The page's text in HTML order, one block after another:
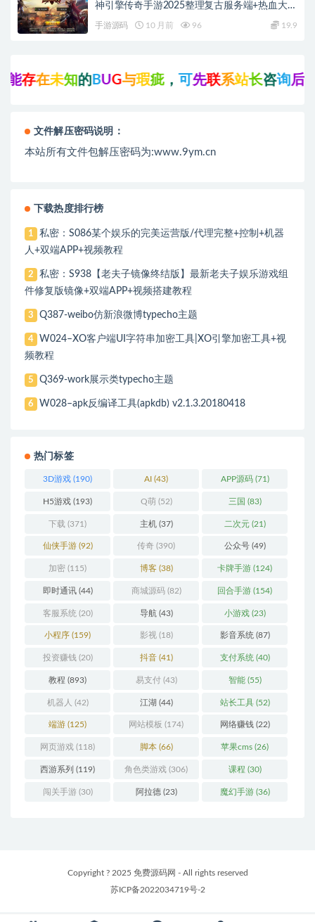
神引擎传奇手游2025整理复古服务端+热血大陆
手游源码 10 月前 96 19.9
知的BUG与瑕疵，可先联系站长咨询后再点击支付
文件解压密码说明：
本站所有文件包解压密码为:www.9ym.cn
下载热度排行榜
1
私密：S086某个娱乐的完美运营版/代理完整+控制+机器
人+双端APP+视频教程
2
私密：S938【老夫子镜像终结版】最新老夫子娱乐游戏组
件修复版镜像+双端APP+视频搭建教程
3 Q387-weibo仿新浪微博typecho主题
4
W024–XO客户端UI字符串加密工具|XO引擎加密工具+视
频教程
5 Q369-work展示类typecho主题
6 W028–apk反编译工具(apkdb) v2.1.3.20180418
热门标签
3D游戏 (190) AI (43) APP源码(71)
H5游戏 (193) Q萌(52) 三国 (83)
下载 (371) 主机(37) 二次元(21)
仙侠手游(92) 传奇 (390) 公众号(49)
加密 (115) 博客(38) 卡牌手游 (124)
即时通讯(44) 商城源码(82) 回合手游 (154)
客服系统 (20) 导航(43) 小游戏(23)
小程序 (159) 影视(18) 影音系统 (87)
投资赚钱 (20) 抖音(41) 支付系统 (40)
教程 (893) 易支付(43) 智能(55)
机器人 (42) 江湖 (44) 站长工具(52)
端游 (125) 网站模板 (174) 网络赚钱(22)
网页游戏 (118) 脚本(66) 苹果cms (26)
西游系列 (119) 角色类游戏 (306) 课程 (30)
闯关手游(30) 阿拉德(23) 魔幻手游(36)
Copyright ? 2025 免费源码网 - All rights reserved
苏ICP备2022034719号-2